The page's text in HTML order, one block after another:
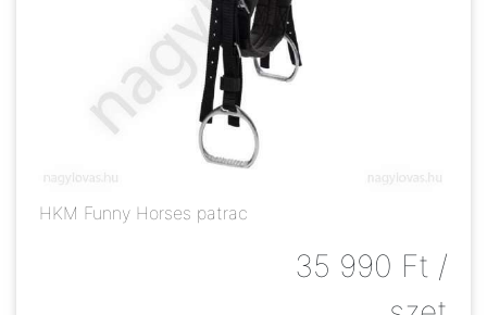
HKM Funny Horses patrac
35 990 Ft /